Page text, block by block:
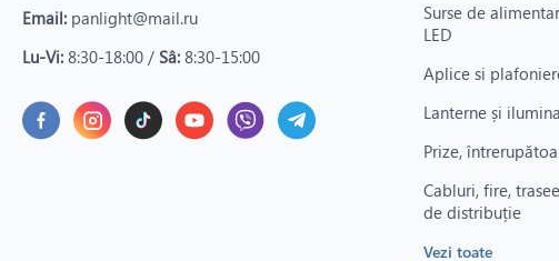
Email: panlight@mail.ru
Lu-Vi: 8:30-18:00 / Sâ: 8:30-15:00
Surse de
LED
Aplice si
Lanterne și
Prize,
Cabluri, fire,
de distribuție
Vezi toate